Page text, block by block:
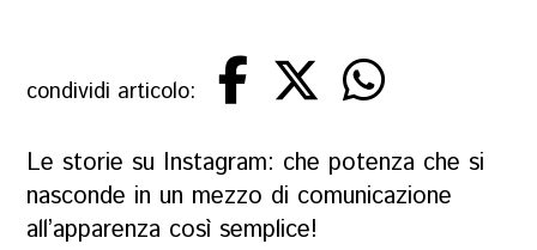
condividi articolo:
Le storie su Instagram: che potenza che si
nasconde in un mezzo di comunicazione
all’apparenza così semplice!